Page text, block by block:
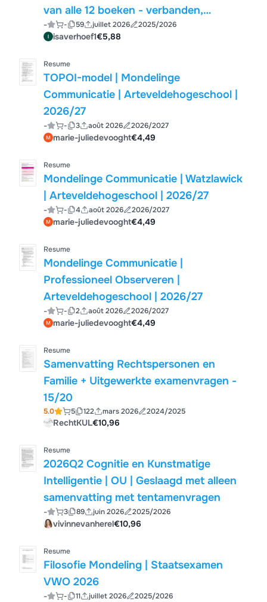
van alle 12 boeken - verbanden,
mondeling oefenvragen en literatuur.
Behaald: 8,5 mondeling
- - 59 juillet 2026 2025/2026
isaverhoef1€5,88
Resume
TOPOI-model | Mondelinge
Communicatie | Arteveldehogeschool |
2026/27
- - 3 août 2026 2026/2027
marie-juliedevooght€4,49
Resume
Mondelinge Communicatie | Watzlawick
| Arteveldehogeschool | 2026/27
- - 4 août 2026 2026/2027
marie-juliedevooght€4,49
Resume
Mondelinge Communicatie |
Professioneel Observeren |
Arteveldehogeschool | 2026/27
- - 2 août 2026 2026/2027
marie-juliedevooght€4,49
Resume
Samenvatting Rechtspersonen en
Familie + Uitgewerkte examenvragen -
15/20
5.0 5 122 mars 2026 2024/2025
RechtKUL€10,96
Resume
2026Q2 Cognitie en Kunstmatige
Intelligentie | OU | Geslaagd met alleen
samenvatting met tentamenvragen
- 3 89 juin 2026 2025/2026
vivinnevanherel€10,96
Resume
Filosofie Mondeling | Staatsexamen
VWO 2026
- - 11 juillet 2026 2025/2026